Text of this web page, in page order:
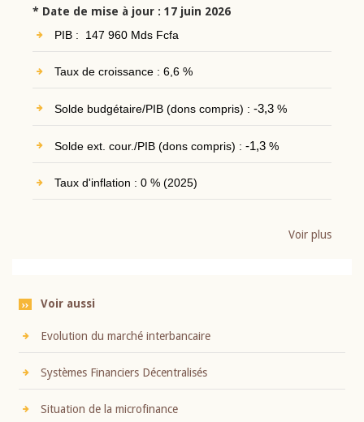
* Date de mise à jour : 17 juin 2026
PIB : 147 960 Mds Fcfa
Taux de croissance : 6,6 %
Solde budgétaire/PIB (dons compris) : -3,3%
Solde ext. cour./PIB (dons compris) : -1,3%
Taux d'inflation : 0 % (2025)
Voir plus
Voir aussi
Evolution du marché interbancaire
Systèmes Financiers Décentralisés
Situation de la microfinance